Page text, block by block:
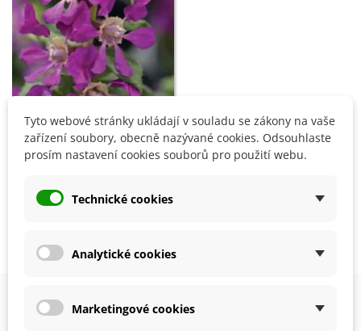
Přidat do košíku
Hlazenec ohnivý Violet F1 -
llavea - semena - 15 ks
82 Kč
Zobrazení 1-3 z 3 položek
Tyto webové stránky ukládají v souladu se zákony na vaše
zařízení soubory, obecně nazývané cookies. Odsouhlaste
prosím nastavení cookies souborů pro použití webu.
Technické cookies
Analytické cookies
Marketingové cookies